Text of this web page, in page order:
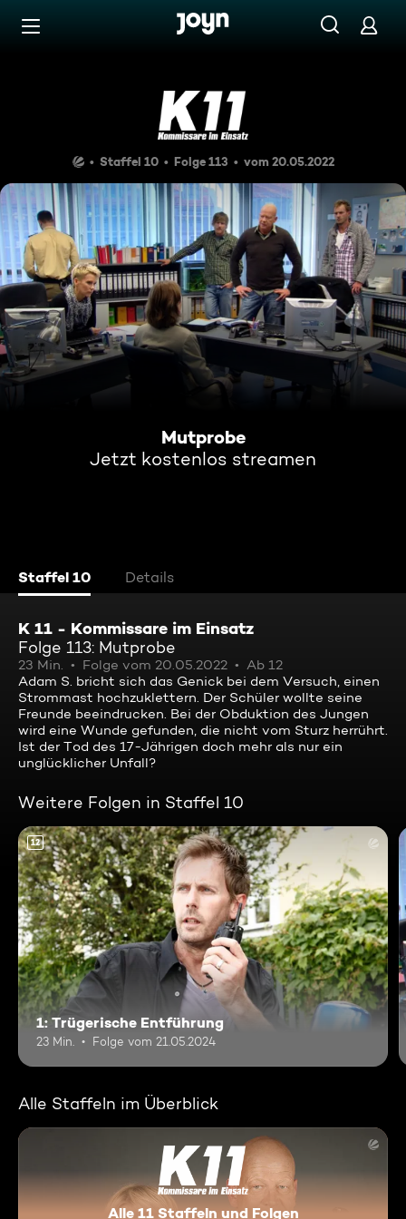
Zum Inhalt springen
Mutprobe
Staffel 10 Folge 113 vom 20.05.2022
Mutprobe
Jetzt kostenlos streamen
Staffel 10 Details
K 11 - Kommissare im Einsatz
Folge 113: Mutprobe
23 Min. Folge vom 20.05.2022
Ab 12
Adam S. bricht sich das Genick bei dem Versuch, einen
Strommast hochzuklettern. Der Schüler wollte seine
Freunde beeindrucken. Bei der Obduktion des Jungen
wird eine Wunde gefunden, die nicht vom Sturz herrührt.
Ist der Tod des 17-Jährigen doch mehr als nur ein
unglücklicher Unfall?
Weitere Folgen in Staffel 10
12
1: Trügerische Entführung
23 Min. Folge vom 21.05.2024
Alle Staffeln im Überblick
Alle 11 Staffeln und Folgen